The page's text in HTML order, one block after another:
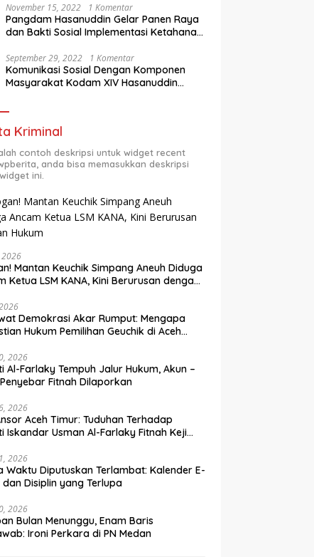
November 15, 2022 1 Komentar
Pangdam Hasanuddin Gelar Panen Raya
dan Bakti Sosial Implementasi Ketahanan
September 29, 2022 1 Komentar
Komunikasi Sosial Dengan Komponen
Masyarakat Kodam XIV Hasanuddin
Kriminal
contoh deskripsi untuk widget recent
anda bisa memasukkan deskripsi
ini.
2026
Mantan Keuchik Simpang Aneuh Diduga
Ketua LSM KANA, Kini Berurusan dengan
Demokrasi Akar Rumput: Mengapa
Hukum Pemilihan Geuchik di Aceh
2026
Al-Farlaky Tempuh Jalur Hukum, Akun –
Fitnah Dilaporkan
2026
Aceh Timur: Tuduhan Terhadap
Iskandar Usman Al-Farlaky Fitnah Keji
2026
Waktu Diputuskan Terlambat: Kalender E-
dan Disiplin yang Terlupa
2026
Bulan Menunggu, Enam Baris
Ironi Perkara di PN Medan